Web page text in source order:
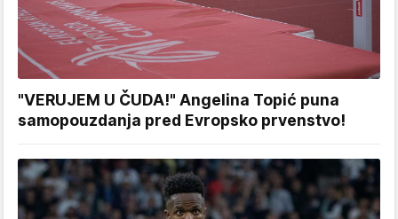
"VERUJEM U ČUDA!" Angelina Topić puna
samopouzdanja pred Evropsko prvenstvo!